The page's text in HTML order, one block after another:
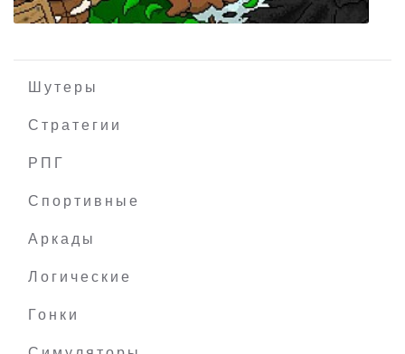
Шутеры
Стратегии
РПГ
Спортивные
Аркады
Логические
Гонки